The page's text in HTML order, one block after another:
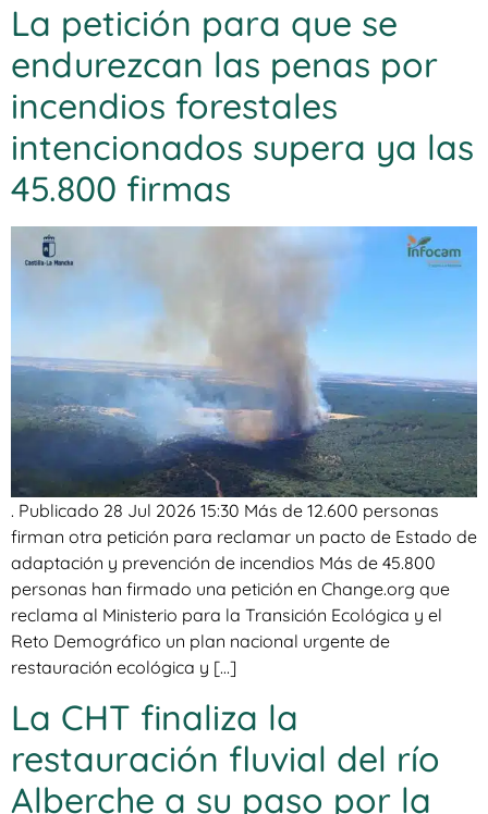
La petición para que se
endurezcan las penas por
incendios forestales
intencionados supera ya las
45.800 firmas
. Publicado 28 Jul 2026 15:30 Más de 12.600 personas
firman otra petición para reclamar un pacto de Estado de
adaptación y prevención de incendios Más de 45.800
personas han firmado una petición en Change.org que
reclama al Ministerio para la Transición Ecológica y el
Reto Demográfico un plan nacional urgente de
restauración ecológica y […]
La CHT finaliza la
restauración fluvial del río
Alberche a su paso por la